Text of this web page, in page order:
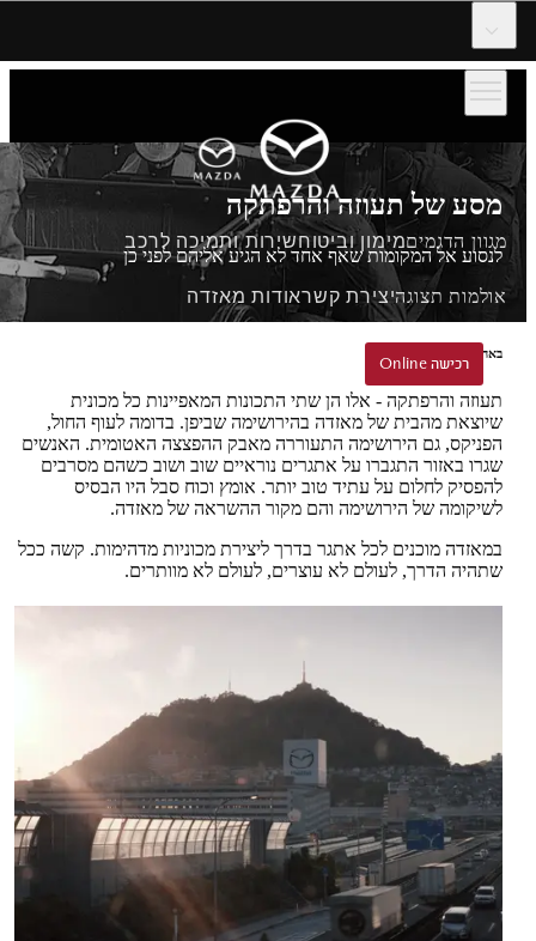
מגוון הדגמיםמימון וביטוחשירות ותמיכה לרכב
אולמות תצוגהיצירת קשראודות מאזדה
רכישה Online
מסע של תעוזה והרפתקה
לנסוע אל המקומות שאף אחד לא הגיע אליהם לפני כן
באהבה ובאומץ מהירושימה
תעוזה והרפתקה - אלו הן שתי התכונות המאפיינות כל מכונית
שיוצאת מהבית של מאזדה בהירושימה שביפן. בדומה לעוף החול,
הפניקס, גם הירושימה התעוררה מאבק ההפצצה האטומית. האנשים
שגרו באזור התגברו על אתגרים נוראיים שוב ושוב כשהם מסרבים
להפסיק לחלום על עתיד טוב יותר. אומץ וכוח סבל היו הבסיס
לשיקומה של הירושימה והם מקור ההשראה של מאזדה.
במאזדה מוכנים לכל אתגר בדרך ליצירת מכוניות מדהימות. קשה ככל
שתהיה הדרך, לעולם לא עוצרים, לעולם לא מוותרים.